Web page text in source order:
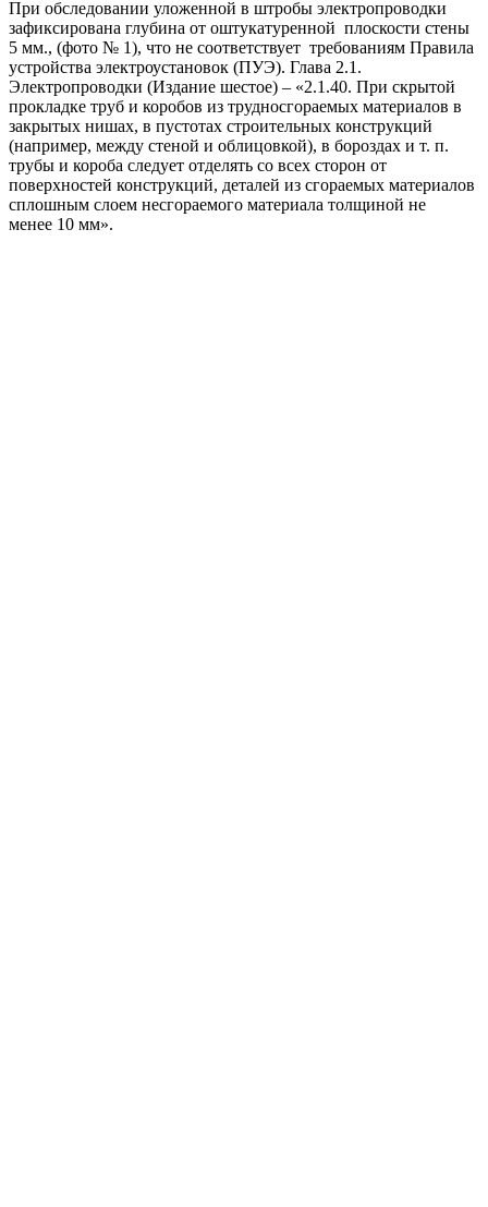
При обследовании уложенной в штробы электропроводки
зафиксирована глубина от оштукатуренной плоскости стены
5 мм., (фото № 1), что не соответствует требованиям Правила
устройства электроустановок (ПУЭ). Глава 2.1.
Электропроводки (Издание шестое) – «2.1.40. При скрытой
прокладке труб и коробов из трудносгораемых материалов в
закрытых нишах, в пустотах строительных конструкций
(например, между стеной и облицовкой), в бороздах и т. п.
трубы и короба следует отделять со всех сторон от
поверхностей конструкций, деталей из сгораемых материалов
сплошным слоем несгораемого материала толщиной не
менее 10 мм».